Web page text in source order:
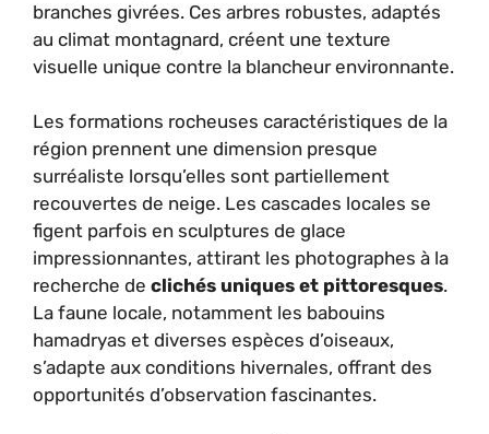
branches givrées. Ces arbres robustes, adaptés
au climat montagnard, créent une texture
visuelle unique contre la blancheur environnante.
Les formations rocheuses caractéristiques de la
région prennent une dimension presque
surréaliste lorsqu’elles sont partiellement
recouvertes de neige. Les cascades locales se
figent parfois en sculptures de glace
impressionnantes, attirant les photographes à la
recherche de clichés uniques et pittoresques.
La faune locale, notamment les babouins
hamadryas et diverses espèces d’oiseaux,
s’adapte aux conditions hivernales, offrant des
opportunités d’observation fascinantes.